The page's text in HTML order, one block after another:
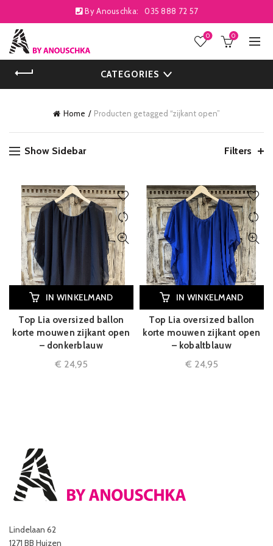
By Anouschka: 035 888 72 57
0 0
CATEGORIES
Home Producten getagged “zijkant open”
Show Sidebar Filters
IN WINKELMAND
Top Lia oversized ballon
korte mouwen zijkant open
– donkerblauw
€ 24,95
IN WINKELMAND
Top Lia oversized ballon
korte mouwen zijkant open
– kobaltblauw
€ 24,95
Lindelaan 62
1271 BB Huizen